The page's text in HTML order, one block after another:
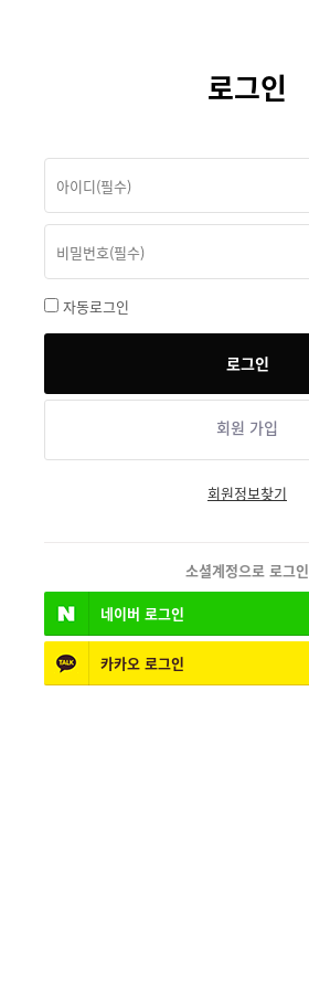
로그인
자동로그인
회원 가입
회원정보찾기
소셜계정으로 로그인
네이버 로그인
카카오 로그인